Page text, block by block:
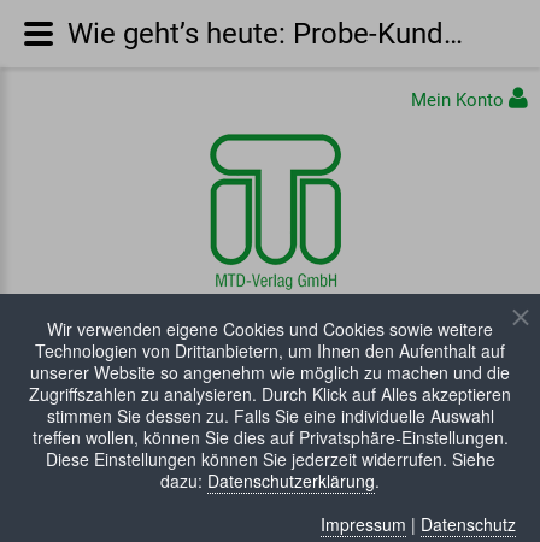
WARENKORB:0 Artikel
Mein Konto
Wie geht’s heute: Probe-Kundenzeitschrift WIE GEHT'S HEUTE
Wir verwenden eigene Cookies und Cookies sowie weitere
Technologien von Drittanbietern, um Ihnen den Aufenthalt auf
unserer Website so angenehm wie möglich zu machen und die
Zugriffszahlen zu analysieren. Durch Klick auf Alles akzeptieren
stimmen Sie dessen zu. Falls Sie eine individuelle Auswahl
treffen wollen, können Sie dies auf Privatsphäre-Einstellungen.
Diese Einstellungen können Sie jederzeit widerrufen. Siehe
dazu: Datenschutzerklärung.
Impressum | Datenschutz